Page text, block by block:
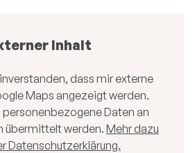
Inhalt
dass mir externe
Maps angezeigt werden.
Daten an
werden. Mehr dazu
Datenschutzerklärung.